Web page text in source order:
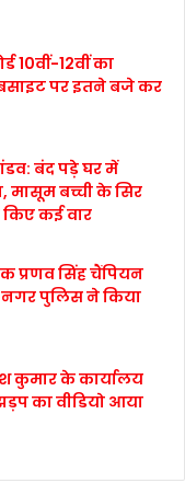
10वीं-12वीं का
पर इतने बजे कर
बंद पड़े घर में
मासूम बच्ची के सिर
किए कई वार
प्रणव सिंह चैंपियन
पुलिस ने किया
कुमार के कार्यालय
का वीडियो आया